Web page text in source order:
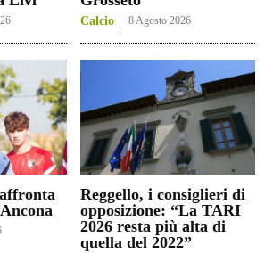
Calcio 8 Agosto 2026
Reggello, i consiglieri di
opposizione: “La TARI
2026 resta più alta di
quella del 2022”